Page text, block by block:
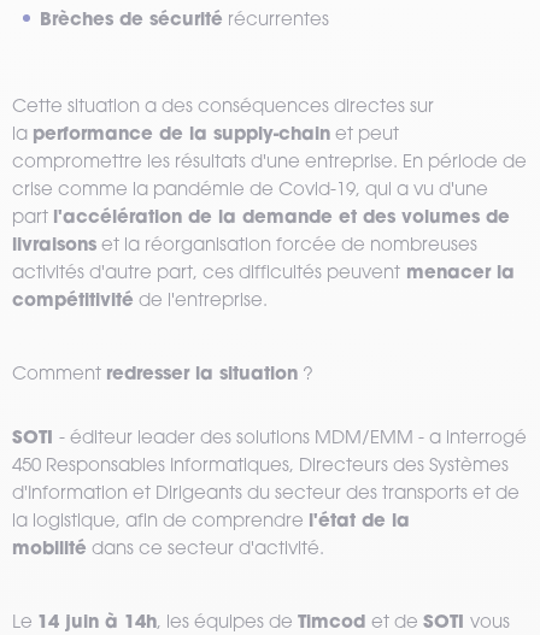
Brèches de sécurité récurrentes
Cette situation a des conséquences directes sur
la performance de la supply-chain et peut
compromettre les résultats d'une entreprise. En période de
crise comme la pandémie de Covid-19, qui a vu d'une
part l'accélération de la demande et des volumes de
livraisons et la réorganisation forcée de nombreuses
activités d'autre part, ces difficultés peuvent menacer la
compétitivité de l'entreprise.
Comment redresser la situation ?
SOTI - éditeur leader des solutions MDM/EMM - a interrogé
450 Responsables Informatiques, Directeurs des Systèmes
d'Information et Dirigeants du secteur des transports et de
la logistique, afin de comprendre l'état de la
mobilité dans ce secteur d'activité.
Le 14 juin à 14h, les équipes de Timcod et de SOTI vous